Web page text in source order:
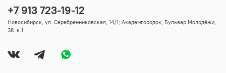
+7 913 723-19-12
Новосибирск, ул. Серебренниковская, 14/1; Академгородок, Бульвар Молодёжи,
38. к.1